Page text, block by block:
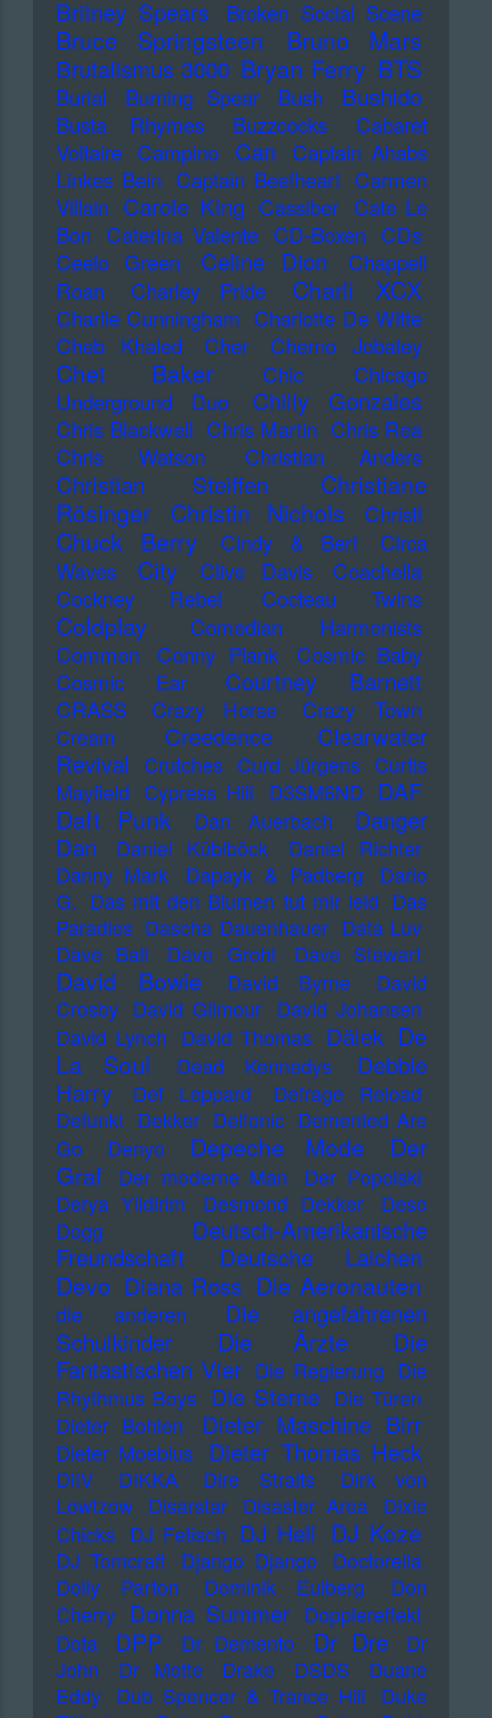
Britney Spears Broken Social Scene
Bruce Springsteen Bruno Mars
Brutalismus 3000 Bryan Ferry BTS
Burial Burning Spear Bush Bushido
Busta Rhymes Buzzcocks
Cabaret
Voltaire Campino Can
Captain Ahabs
Linkes Bein Captain Beefheart Carmen
Villain Carole King Cassiber Cate Le
Bon
Caterina Valente CD-Boxen
CDs
Ceelo Green
Celine Dion
Chappell
Roan
Charley Pride Charli XCX
Charlie Cunningham Charlotte De Witte
Cheb Khaled
Cher Cherno Jobatey
Chet Baker Chic
Chicago
Underground Duo
Chilly Gonzales
Chris Blackwell Chris Martin Chris Rea
Chris Watson
Christian Anders
Christian Steiffen
Christiane
Rösinger
Christin Nichols Christl
Chuck Berry Cindy & Bert
Circa
Waves
City Clive Davis
Coachella
Cockney Rebel
Cocteau Twins
Coldplay
Comedian Harmonists
Common
Conny Plank
Cosmic Baby
Cosmic Ear
Courtney Barnett
CRASS Crazy Horse Crazy Town
Cream
Creedence Clearwater
Revival
Crutches Curd Jürgens Curtis
Mayfield Cypress Hill D3SM6ND DAF
Daft Punk Dan Auerbach
Danger
Dan
Daniel Küblböck
Daniel Richter
Danny Mark
Dapayk & Padberg
Dario
G. Das mit den Blumen tut mir leid Das
Paradies Dascha Dauenhauer Data Luv
Dave Ball
Dave Grohl Dave Stewart
David Bowie David Byrne
David
Crosby David Gilmour David Johansen
David Lynch David Thomas Dälek De
La Soul
Dead Kennedys
Debbie
Harry
Def Leppard
Defrage Reload
Defunkt Dekker Delfonic Demented Are
Go
Denyo Depeche Mode
Der
Graf
Der moderne Man
Der Popolski
Derya Yildirim
Desmond Dekker
Deso
Dogg
Deutsch-Amerikanische
Freundschaft
Deutsche Laichen
Devo Diana Ross Die Aeronauten
die anderen
Die angefahrenen
Schulkinder
Die Ärzte
Die
Fantastischen Vier Die Regierung Die
Rhythmus Boys Die Sterne Die Türen
Dieter Bohlen
Dieter Maschine Birr
Dieter Moebius Dieter Thomas Heck
DiIV DIKKA Dire Straits
Dirk von
Lowtzow
Disarstar Disaster Area
Dixie
Chicks DJ Fetisch DJ Hell DJ Koze
DJ Tomcraft Django Django
Doctorella
Dolly Parton
Dominik Eulberg
Don
Cherry Donna Summer Dopplereffekt
Dota
DPP Dr Demento Dr Dre
Dr
John
Dr Motte Drake DSDS
Duane
Eddy
Dub Spencer & Trance Hill
Duke